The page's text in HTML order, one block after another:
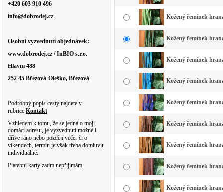
+420 603 910 496
info@dobrodej.cz
Osobní vyzvednutí objednávek:
www.dobrodej.cz / InBIO s.r.o.
Hlavní 488
252 45 Březová-Oleško, Březová
Podrobný popis cesty najdete v
rubrice Kontakt
Vzhledem k tomu, že se jedná o moji
domácí adresu, je vyzvednutí možné i
dříve ráno nebo později večer či o
víkendech, termín je však třeba domluvit
individuálně.
Platební karty zatím nepřijímám.
Kožený řemínek
Kožený řemínek
Kožený řemínek
Kožený řemínek
Kožený řemínek
Kožený řemínek
Kožený řemínek
Kožený řemínek
Kožený řemínek